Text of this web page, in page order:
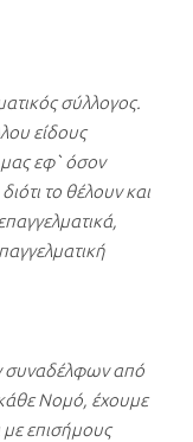
σύλλογος.
είδους
μας εφ` όσον
το θέλουν και
συναδέλφων από
Νομό, έχουμε
με επισήμους